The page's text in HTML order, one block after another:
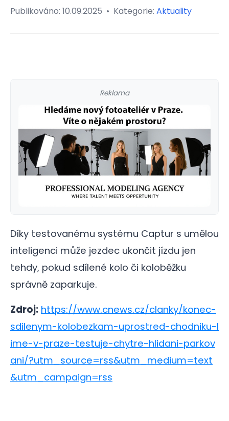
Publikováno: 10.09.2025 • Kategorie: Aktuality
Reklama
Díky testovanému systému Captur s umělou
inteligenci může jezdec ukončit jízdu jen
tehdy, pokud sdílené kolo či koloběžku
správně zaparkuje.
Zdroj: https://www.cnews.cz/clanky/konec-
sdilenym-kolobezkam-uprostred-chodniku-l
ime-v-praze-testuje-chytre-hlidani-parkov
ani/?utm_source=rss&utm_medium=text
&utm_campaign=rss